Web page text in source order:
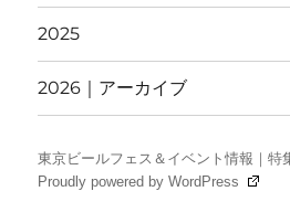
2025
2026｜アーカイブ
東京ビールフェス＆イベント情報｜特
Proudly powered by WordPress